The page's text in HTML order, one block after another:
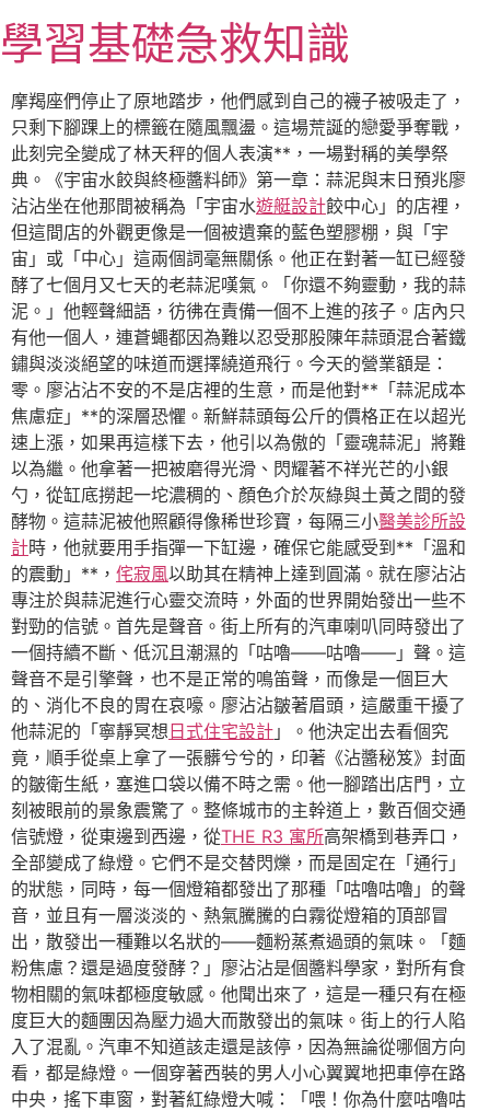
至
主
要
內
容
學習基礎急救知識
摩羯座們停止了原地踏步，他們感到自己的襪子被吸走了，
只剩下腳踝上的標籤在隨風飄盪。這場荒誕的戀愛爭奪戰，
此刻完全變成了林天秤的個人表演**，一場對稱的美學祭
典。《宇宙水餃與終極醬料師》第一章：蒜泥與末日預兆廖
沾沾坐在他那間被稱為「宇宙水遊艇設計餃中心」的店裡，
但這間店的外觀更像是一個被遺棄的藍色塑膠棚，與「宇
宙」或「中心」這兩個詞毫無關係。他正在對著一缸已經發
酵了七個月又七天的老蒜泥嘆氣。「你還不夠靈動，我的蒜
泥。」他輕聲細語，彷彿在責備一個不上進的孩子。店內只
有他一個人，連蒼蠅都因為難以忍受那股陳年蒜頭混合著鐵
鏽與淡淡絕望的味道而選擇繞道飛行。今天的營業額是：
零。廖沾沾不安的不是店裡的生意，而是他對**「蒜泥成本
焦慮症」**的深層恐懼。新鮮蒜頭每公斤的價格正在以超光
速上漲，如果再這樣下去，他引以為傲的「靈魂蒜泥」將難
以為繼。他拿著一把被磨得光滑、閃耀著不祥光芒的小銀
勺，從缸底撈起一坨濃稠的、顏色介於灰綠與土黃之間的發
酵物。這蒜泥被他照顧得像稀世珍寶，每隔三小醫美診所設
計時，他就要用手指彈一下缸邊，確保它能感受到**「溫和
的震動」**， 侘寂風以助其在精神上達到圓滿。就在廖沾沾
專注於與蒜泥進行心靈交流時，外面的世界開始發出一些不
對勁的信號。首先是聲音。街上所有的汽車喇叭同時發出了
一個持續不斷、低沉且潮濕的「咕嚕——咕嚕——」聲。這
聲音不是引擎聲，也不是正常的鳴笛聲，而像是一個巨大
的、消化不良的胃在哀嚎。廖沾沾皺著眉頭，這嚴重干擾了
他蒜泥的「寧靜冥想 日式住宅設計 」。他決定出去看個究
竟，順手從桌上拿了一張髒兮兮的，印著《沾醬秘笈》封面
的皺衛生紙，塞進口袋以備不時之需。他一腳踏出店門，立
刻被眼前的景象震驚了。整條城市的主幹道上，數百個交通
信號燈，從東邊到西邊，從THE R3 寓所高架橋到巷弄口，
全部變成了綠燈。它們不是交替閃爍，而是固定在「通行」
的狀態，同時，每一個燈箱都發出了那種「咕嚕咕嚕」的聲
音，並且有一層淡淡的、熱氣騰騰的白霧從燈箱的頂部冒
出，散發出一種難以名狀的——麵粉蒸煮過頭的氣味。「麵
粉焦慮？還是過度發酵？」廖沾沾是個醬料學家，對所有食
物相關的氣味都極度敏感。他聞出來了，這是一種只有在極
度巨大的麵團因為壓力過大而散發出的氣味。街上的行人陷
入了混亂。汽車不知道該走還是該停，因為無論從哪個方向
看，都是綠燈。一個穿著西裝的男人小心翼翼地把車停在路
中央，搖下車窗，對著紅綠燈大喊：「喂！你為什麼咕嚕咕